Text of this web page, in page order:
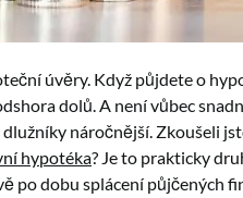
úvěry. Když půjdete o
dolů. A není vůbec
náročnější. Zkoušeli
hypotéka? Je to prakticky
po dobu splácení půjčených